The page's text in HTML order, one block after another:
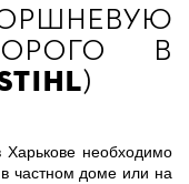
в
)
Харькове необходимо
частном доме или на